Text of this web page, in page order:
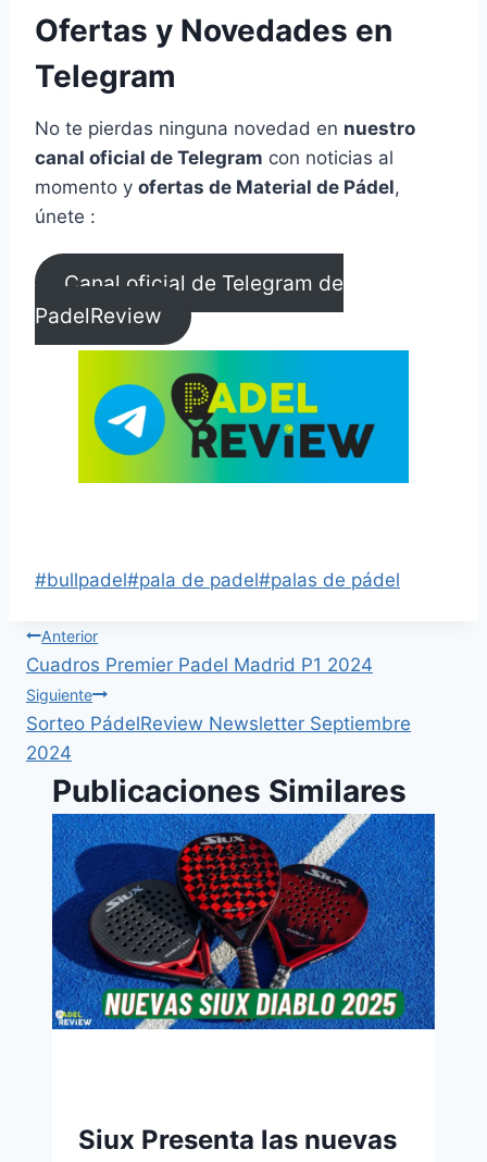
Ofertas y Novedades en
Telegram
No te pierdas ninguna novedad en nuestro
canal oficial de Telegram con noticias al
momento y ofertas de Material de Pádel,
únete :
Canal oficial de Telegram de
PadelReview
#bullpadel#pala de padel#palas de pádel
Anterior
Cuadros Premier Padel Madrid P1 2024
Siguiente
Sorteo PádelReview Newsletter Septiembre
2024
Publicaciones Similares
Siux Presenta las nuevas